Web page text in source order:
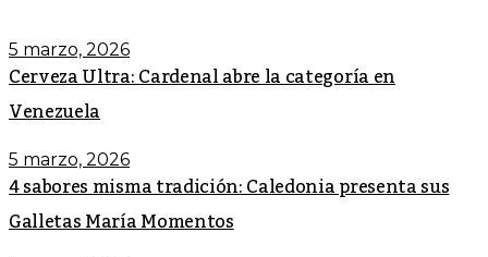
5 marzo, 2026
Cerveza Ultra: Cardenal abre la categoría en
Venezuela
5 marzo, 2026
4 sabores misma tradición: Caledonia presenta sus
Galletas María Momentos